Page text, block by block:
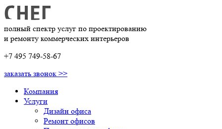
полный спектр услуг по проектированию
и ремонту коммерческих интерьеров
+7 495 749-58-67
заказать звонок >>
Компания
Услуги
Дизайн офиса
Ремонт офисов